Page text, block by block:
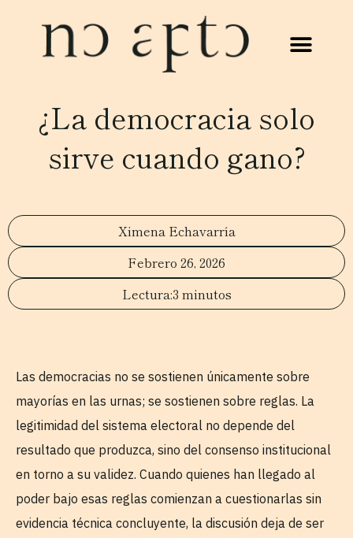
¿La democracia solo
sirve cuando gano?
Ximena Echavarría
Febrero 26, 2026
3 minutos
Las democracias no se sostienen únicamente sobre
mayorías en las urnas; se sostienen sobre reglas. La
legitimidad del sistema electoral no depende del
resultado que produzca, sino del consenso institucional
en torno a su validez. Cuando quienes han llegado al
poder bajo esas reglas comienzan a cuestionarlas sin
evidencia técnica concluyente, la discusión deja de ser